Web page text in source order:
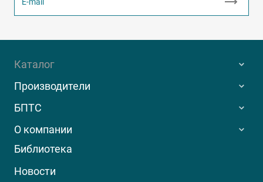
Каталог
Производители
БПТС
О компании
Библиотека
Новости